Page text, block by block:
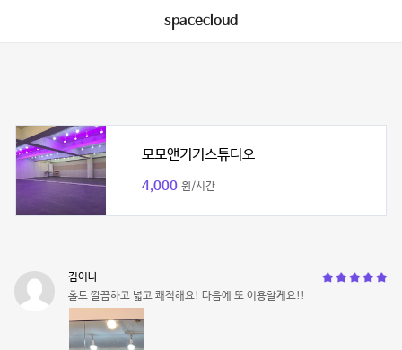
spacecloud
모모앤키키스튜디오
4,000 원/시간
김이나
홀도 깔끔하고 넓고 쾌적해요! 다음에 또 이용할게요!!